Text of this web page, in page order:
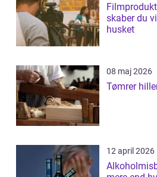
skaber du
husket
08 maj 2026
Tømrer
12 april 2026
Alkoholmisbrug når